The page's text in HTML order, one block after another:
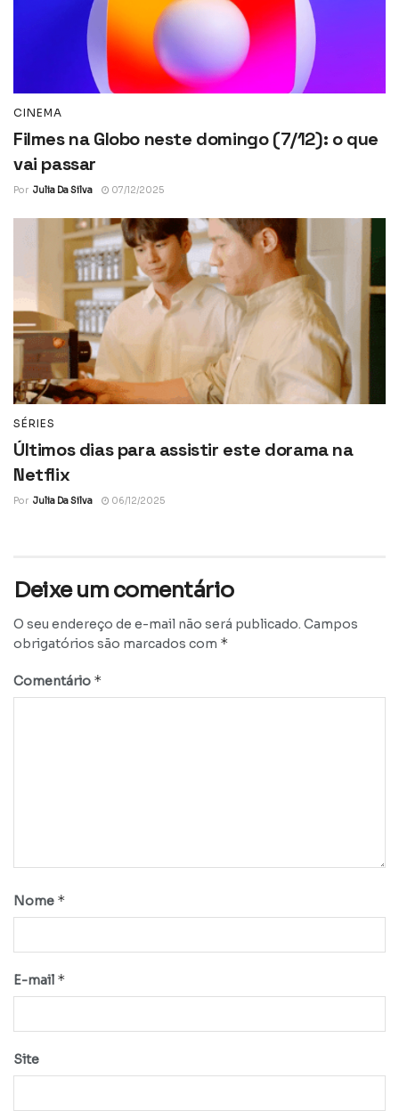
CINEMA
Filmes na Globo neste domingo (7/12): o que
vai passar
Por Julia Da Silva 07/12/2025
SÉRIES
Últimos dias para assistir este dorama na
Netflix
Por Julia Da Silva 06/12/2025
Deixe um comentário
O seu endereço de e-mail não será publicado. Campos
obrigatórios são marcados com *
Comentário *
Nome *
E-mail *
Site